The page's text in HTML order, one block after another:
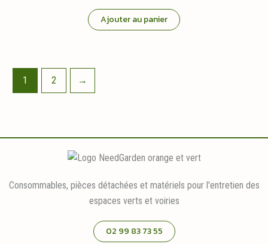
Ajouter au panier
1 2 →
Consommables, pièces détachées et matériels pour l'entretien des
espaces verts et voiries
02 99 83 73 55